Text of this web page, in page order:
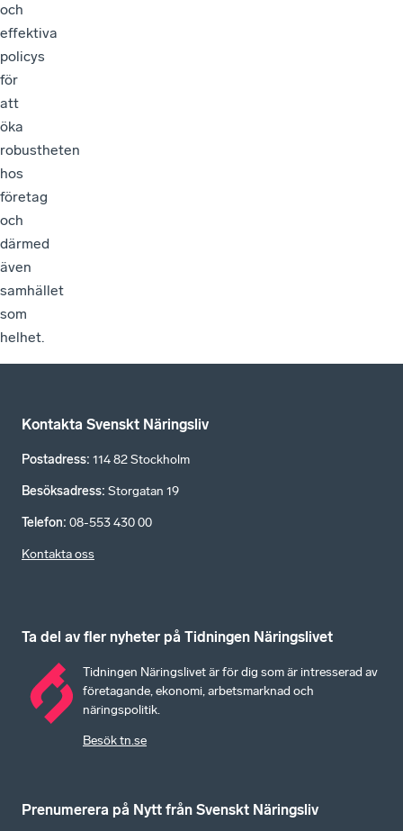
och
effektiva
policys
för
att
öka
robustheten
hos
företag
och
därmed
även
samhället
som
helhet.
Kontakta Svenskt Näringsliv
Postadress: 114 82 Stockholm
Besöksadress: Storgatan 19
Telefon: 08-553 430 00
Kontakta oss
Ta del av fler nyheter på Tidningen Näringslivet
Tidningen Näringslivet är för dig som är intresserad av
företagande, ekonomi, arbetsmarknad och
näringspolitik.
Besök tn.se
Prenumerera på Nytt från Svenskt Näringsliv